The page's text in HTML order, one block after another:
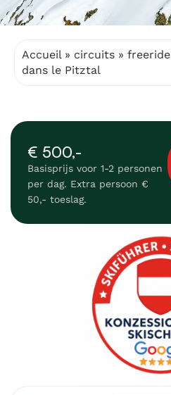
Accueil » circuits » freeride
dans le Pitztal
€ 500,-
Basisprijs voor 1-2 personen
per dag. Extra persoon €
50,- toeslag.